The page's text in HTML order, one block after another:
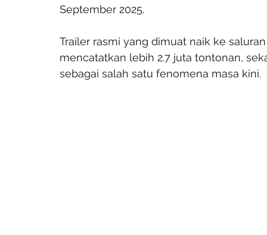
September 2025.
Trailer rasmi yang dimuat naik ke
mencatatkan lebih 2.7 juta tontonan,
sebagai salah satu fenomena masa kini.